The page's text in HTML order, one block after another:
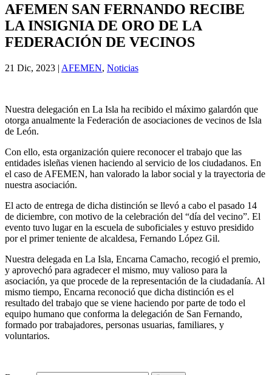
AFEMEN SAN FERNANDO RECIBE
LA INSIGNIA DE ORO DE LA
FEDERACIÓN DE VECINOS
21 Dic, 2023 | AFEMEN, Noticias
Nuestra delegación en La Isla ha recibido el máximo galardón que
otorga anualmente la Federación de asociaciones de vecinos de Isla
de León.
Con ello, esta organización quiere reconocer el trabajo que las
entidades isleñas vienen haciendo al servicio de los ciudadanos. En
el caso de AFEMEN, han valorado la labor social y la trayectoria de
nuestra asociación.
El acto de entrega de dicha distinción se llevó a cabo el pasado 14
de diciembre, con motivo de la celebración del “día del vecino”. El
evento tuvo lugar en la escuela de suboficiales y estuvo presidido
por el primer teniente de alcaldesa, Fernando López Gil.
Nuestra delegada en La Isla, Encarna Camacho, recogió el premio,
y aprovechó para agradecer el mismo, muy valioso para la
asociación, ya que procede de la representación de la ciudadanía. Al
mismo tiempo, Encarna reconoció que dicha distinción es el
resultado del trabajo que se viene haciendo por parte de todo el
equipo humano que conforma la delegación de San Fernando,
formado por trabajadores, personas usuarias, familiares, y
voluntarios.